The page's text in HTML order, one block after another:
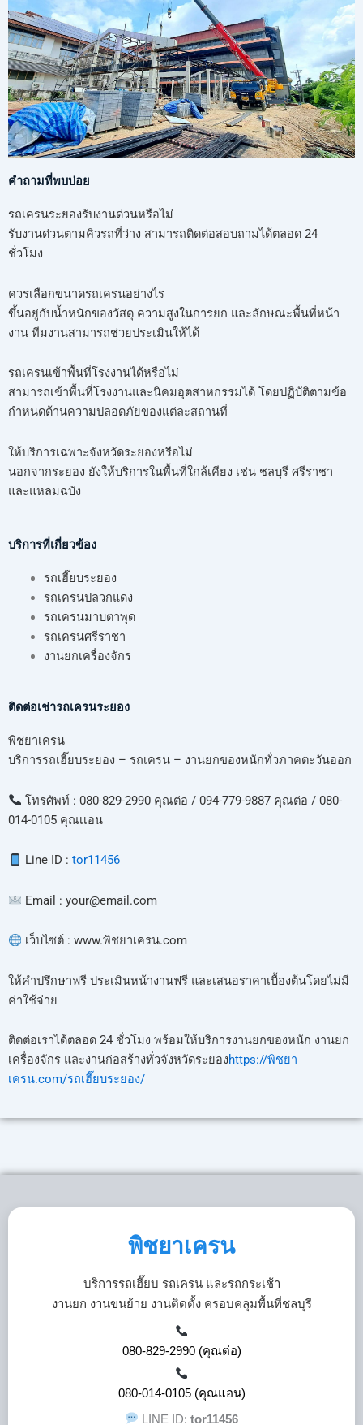
คำถามที่พบบ่อย
รถเครนระยองรับงานด่วนหรือไม่
รับงานด่วนตามคิวรถที่ว่าง สามารถติดต่อสอบถามได้ตลอด 24
ชั่วโมง
ควรเลือกขนาดรถเครนอย่างไร
ขึ้นอยู่กับน้ำหนักของวัสดุ ความสูงในการยก และลักษณะพื้นที่หน้า
งาน ทีมงานสามารถช่วยประเมินให้ได้
รถเครนเข้าพื้นที่โรงงานได้หรือไม่
สามารถเข้าพื้นที่โรงงานและนิคมอุตสาหกรรมได้ โดยปฏิบัติตามข้อ
กำหนดด้านความปลอดภัยของแต่ละสถานที่
ให้บริการเฉพาะจังหวัดระยองหรือไม่
นอกจากระยอง ยังให้บริการในพื้นที่ใกล้เคียง เช่น ชลบุรี ศรีราชา
และแหลมฉบัง
บริการที่เกี่ยวข้อง
รถเฮี๊ยบระยอง
รถเครนปลวกแดง
รถเครนมาบตาพุด
รถเครนศรีราชา
งานยกเครื่องจักร
ติดต่อเช่ารถเครนระยอง
พิชยาเครน
บริการรถเฮี๊ยบระยอง – รถเครน – งานยกของหนักทั่วภาคตะวันออก
โทรศัพท์ : 080-829-2990 คุณต่อ / 094-779-9887 คุณต่อ / 080-
014-0105 คุณเเอน
Line ID : tor11456
Email : your@email.com
เว็บไซต์ : www.พิชยาเครน.com
ให้คำปรึกษาฟรี ประเมินหน้างานฟรี และเสนอราคาเบื้องต้นโดยไม่มี
ค่าใช้จ่าย
ติดต่อเราได้ตลอด 24 ชั่วโมง พร้อมให้บริการงานยกของหนัก งานยก
เครื่องจักร และงานก่อสร้างทั่วจังหวัดระยองhttps://พิชยา
เครน.com/รถเฮี๊ยบระยอง/
พิชยาเครน
บริการรถเฮี๊ยบ รถเครน และรถกระเช้า
งานยก งานขนย้าย งานติดตั้ง ครอบคลุมพื้นที่ชลบุรี
080-829-2990 (คุณต่อ)
080-014-0105 (คุณแอน)
LINE ID:tor11456